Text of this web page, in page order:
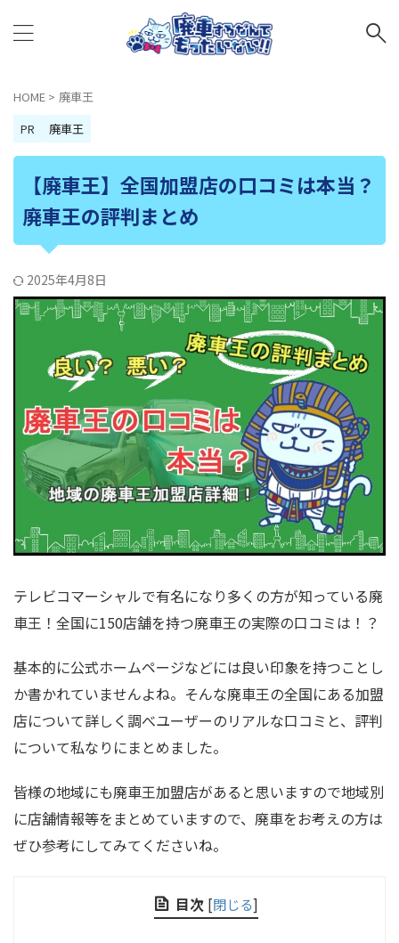
HOME > 廃車王
PR
廃車王
【廃車王】全国加盟店の口コミは本当？
廃車王の評判まとめ
2025年4月8日
テレビコマーシャルで有名になり多くの方が知っている廃
車王！全国に150店舗を持つ廃車王の実際の口コミは！？
基本的に公式ホームページなどには良い印象を持つことし
か書かれていませんよね。そんな廃車王の全国にある加盟
店について詳しく調べユーザーのリアルな口コミと、評判
について私なりにまとめました。
皆様の地域にも廃車王加盟店があると思いますので地域別
に店舗情報等をまとめていますので、廃車をお考えの方は
ぜひ参考にしてみてくださいね。
目次 [閉じる]